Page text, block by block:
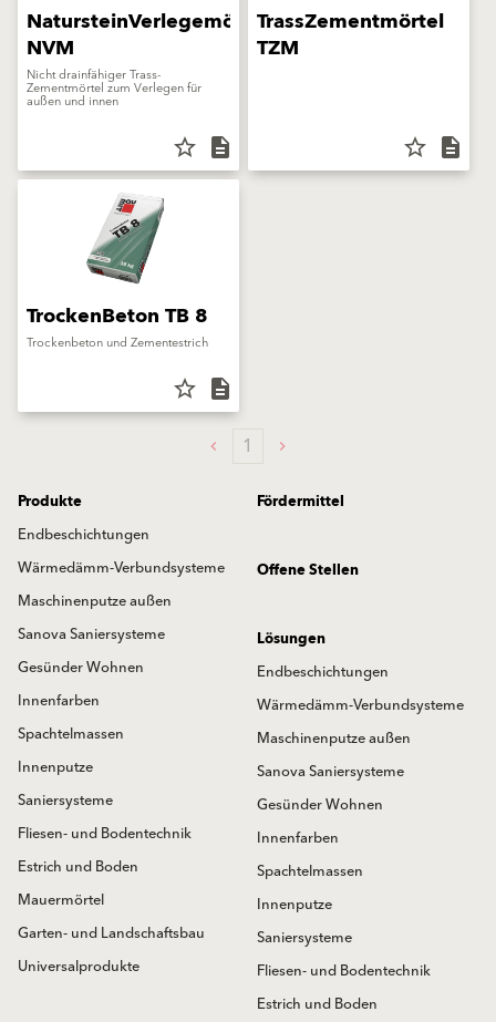
NatursteinVerlegemörtel
NVM
Nicht drainfähiger Trass-
Zementmörtel zum Verlegen für
außen und innen
star_border description
TrassZementmörtel
TZM
star_border description
TrockenBeton TB 8
Trockenbeton und Zementestrich
star_border description
1
Produkte
Endbeschichtungen
Wärmedämm-Verbundsysteme
Maschinenputze außen
Sanova Saniersysteme
Gesünder Wohnen
Innenfarben
Spachtelmassen
Innenputze
Saniersysteme
Fliesen- und Bodentechnik
Estrich und Boden
Mauermörtel
Garten- und Landschaftsbau
Universalprodukte
Fördermittel
Offene Stellen
Lösungen
Endbeschichtungen
Wärmedämm-Verbundsysteme
Maschinenputze außen
Sanova Saniersysteme
Gesünder Wohnen
Innenfarben
Spachtelmassen
Innenputze
Saniersysteme
Fliesen- und Bodentechnik
Estrich und Boden